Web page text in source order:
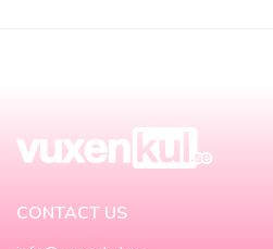
CONTACT US